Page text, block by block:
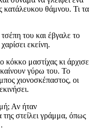
κατάλευκου θάμνου. Τι τα
του και έβγαλε το
εκείνη.
κόκκο μαστίχας κι άρχισε
γύρω του. Το
χιονοσκέπαστος, οι
Αν ήταν
στείλει γράμμα, όπως